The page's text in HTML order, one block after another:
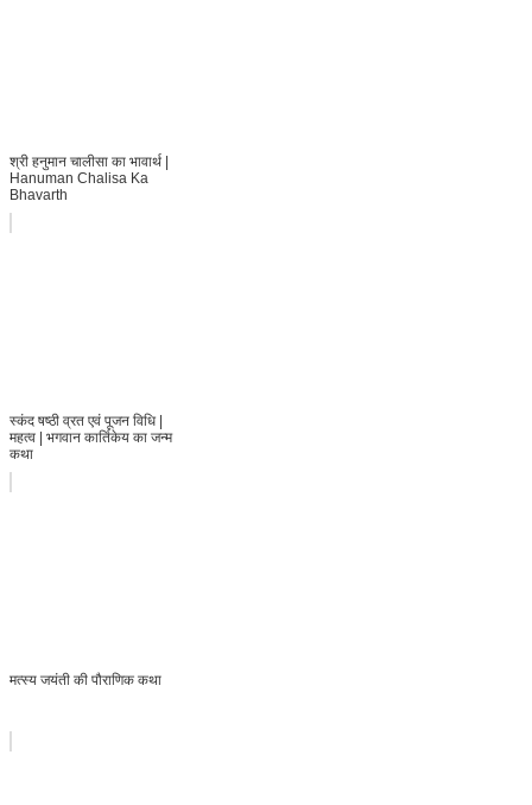
श्री हनुमान चालीसा का भावार्थ |
Hanuman Chalisa Ka
Bhavarth
स्कंद षष्ठी व्रत एवं पूजन विधि |
महत्व | भगवान कार्तिकेय का जन्म
कथा
मत्स्य जयंती की पौराणिक कथा